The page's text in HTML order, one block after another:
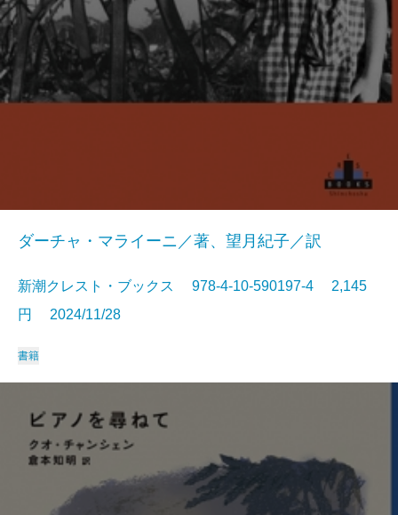
ダーチャ・マライーニ／著、望月紀子／訳
新潮クレスト・ブックス 978-4-10-590197-4 2,145
円 2024/11/28
書籍